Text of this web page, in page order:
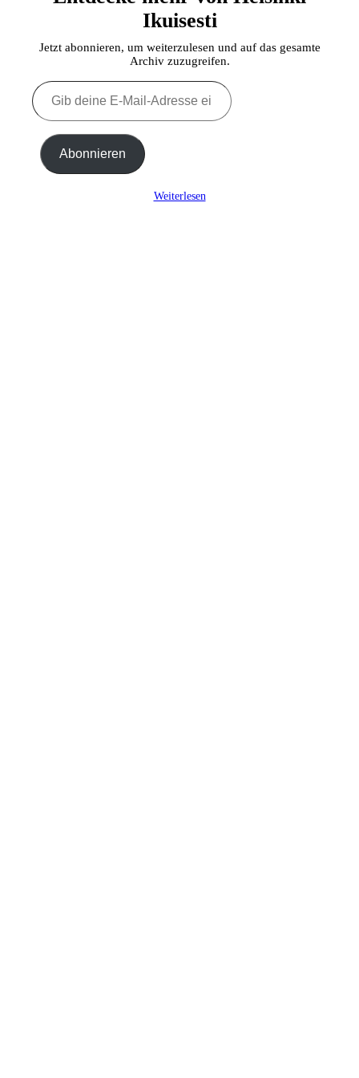
Ikuisesti
Jetzt abonnieren, um weiterzulesen und auf das gesamte
Archiv zuzugreifen.
Gib
deine
E-
Adresse
ein ... Abonnieren
Weiterlesen